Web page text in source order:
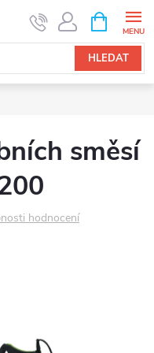
HLEDAT
NÁKUPNÍ
KOŠÍK
směsí
hodnocení